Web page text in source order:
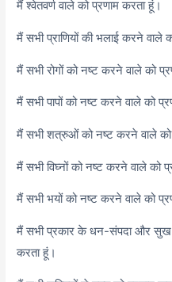
मैं श्वेतवर्ण वाले को प्रणाम करता हूं।
मैं सभी प्राणियों की भलाई करने वाले
मैं सभी रोगों को नष्ट करने वाले को
मैं सभी पापों को नष्ट करने वाले को
मैं सभी शत्रुओं को नष्ट करने वाले को
मैं सभी विघ्नों को नष्ट करने वाले को
मैं सभी भयों को नष्ट करने वाले को
मैं सभी प्रकार के धन-संपदा और सुख-
करता हूं।